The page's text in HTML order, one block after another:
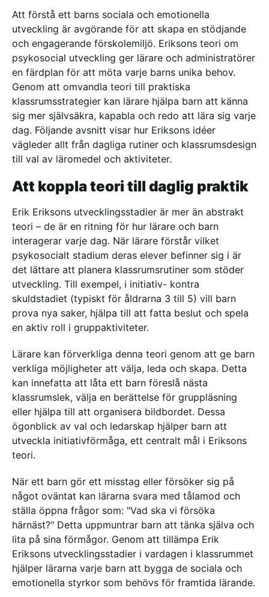
Att förstå ett barns sociala och emotionella
utveckling är avgörande för att skapa en stödjande
och engagerande förskolemiljö. Eriksons teori om
psykosocial utveckling ger lärare och administratörer
en färdplan för att möta varje barns unika behov.
Genom att omvandla teori till praktiska
klassrumsstrategier kan lärare hjälpa barn att känna
sig mer självsäkra, kapabla och redo att lära sig varje
dag. Följande avsnitt visar hur Eriksons idéer
vägleder allt från dagliga rutiner och klassrumsdesign
till val av läromedel och aktiviteter.
Att koppla teori till daglig praktik
Erik Eriksons utvecklingsstadier är mer än abstrakt
teori – de är en ritning för hur lärare och barn
interagerar varje dag. När lärare förstår vilket
psykosocialt stadium deras elever befinner sig i är
det lättare att planera klassrumsrutiner som stöder
utveckling. Till exempel, i initiativ- kontra
skuldstadiet (typiskt för åldrarna 3 till 5) vill barn
prova nya saker, hjälpa till att fatta beslut och spela
en aktiv roll i gruppaktiviteter.
Lärare kan förverkliga denna teori genom att ge barn
verkliga möjligheter att välja, leda och skapa. Detta
kan innefatta att låta ett barn föreslå nästa
klassrumslek, välja en berättelse för gruppläsning
eller hjälpa till att organisera bildbordet. Dessa
ögonblick av val och ledarskap hjälper barn att
utveckla initiativförmåga, ett centralt mål i Eriksons
teori.
När ett barn gör ett misstag eller försöker sig på
något oväntat kan lärarna svara med tålamod och
ställa öppna frågor som: "Vad ska vi försöka
härnäst?" Detta uppmuntrar barn att tänka själva och
lita på sina förmågor. Genom att tillämpa Erik
Eriksons utvecklingsstadier i vardagen i klassrummet
hjälper lärarna varje barn att bygga de sociala och
emotionella styrkor som behövs för framtida lärande.